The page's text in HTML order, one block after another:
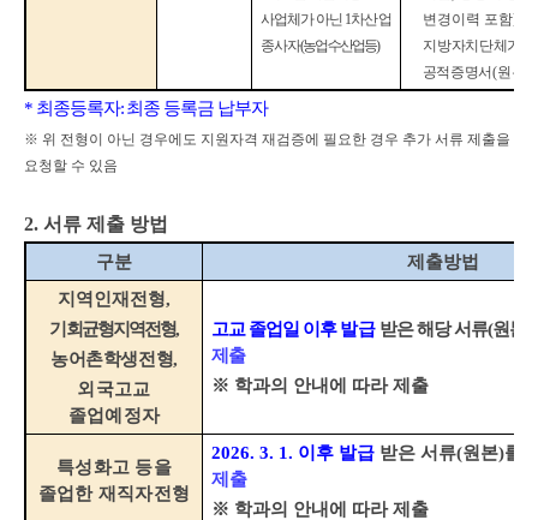
사업체가 아닌 1차산업
종사자(농업·수산업등)
변경이력 포함]
지방자치단체가
공적증명서(원본
* 최종등록자:최종 등록금 납부자
※ 위 전형이 아닌 경우에도 지원자격 재검증에 필요한 경우 추가 서류 제출을
요청할 수 있음
2. 서류 제출 방법
구분
제출방법
지역인재전형,
기회균형지역전형,
농어촌학생전형,
외국고교
졸업예정자
고교 졸업일 이후 발급 받은 해당 서류(원본
제출
※ 학과의 안내에 따라 제출
특성화고 등을
졸업한 재직자전형
2026. 3. 1. 이후 발급 받은 서류(원본)를
제출
※ 학과의 안내에 따라 제출